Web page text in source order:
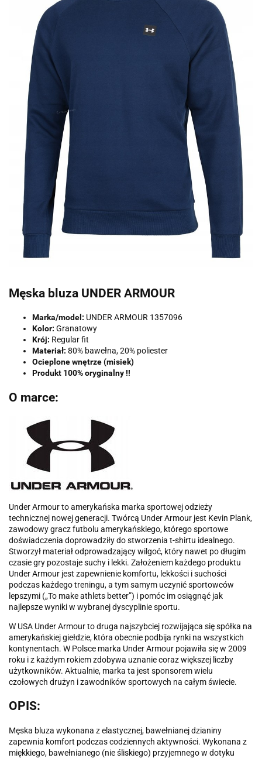
Męska bluza UNDER ARMOUR
Marka/model: UNDER ARMOUR 1357096
Kolor: Granatowy
Krój: Regular fit
Materiał: 80% bawełna, 20% poliester
Ocieplone wnętrze (misiek)
Produkt 100% oryginalny !!
O marce:
Under Armour to amerykańska marka sportowej odzieży
technicznej nowej generacji. Twórcą Under Armour jest Kevin Plank,
zawodowy gracz futbolu amerykańskiego, którego sportowe
doświadczenia doprowadziły do stworzenia t-shirtu idealnego.
Stworzył materiał odprowadzający wilgoć, który nawet po długim
czasie gry pozostaje suchy i lekki. Założeniem każdego produktu
Under Armour jest zapewnienie komfortu, lekkości i suchości
podczas każdego treningu, a tym samym uczynić sportowców
lepszymi („To make athlets better”) i pomóc im osiągnąć jak
najlepsze wyniki w wybranej dyscyplinie sportu.
W USA Under Armour to druga najszybciej rozwijająca się spółka na
amerykańskiej giełdzie, która obecnie podbija rynki na wszystkich
kontynentach. W Polsce marka Under Armour pojawiła się w 2009
roku i z każdym rokiem zdobywa uznanie coraz większej liczby
użytkowników. Aktualnie, marka ta jest sponsorem wielu
czołowych drużyn i zawodników sportowych na całym świecie.
OPIS:
Męska bluza wykonana z elastycznej, bawełnianej dzianiny
zapewnia komfort podczas codziennych aktywności. Wykonana z
miękkiego, bawełnianego (nie śliskiego) przyjemnego w dotyku